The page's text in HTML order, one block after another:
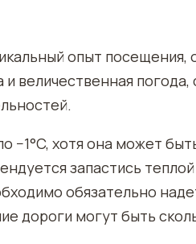
опыт посещения,
величественная погода,
−1°C, хотя она может
запастись теплой
обязательно
дороги могут быть